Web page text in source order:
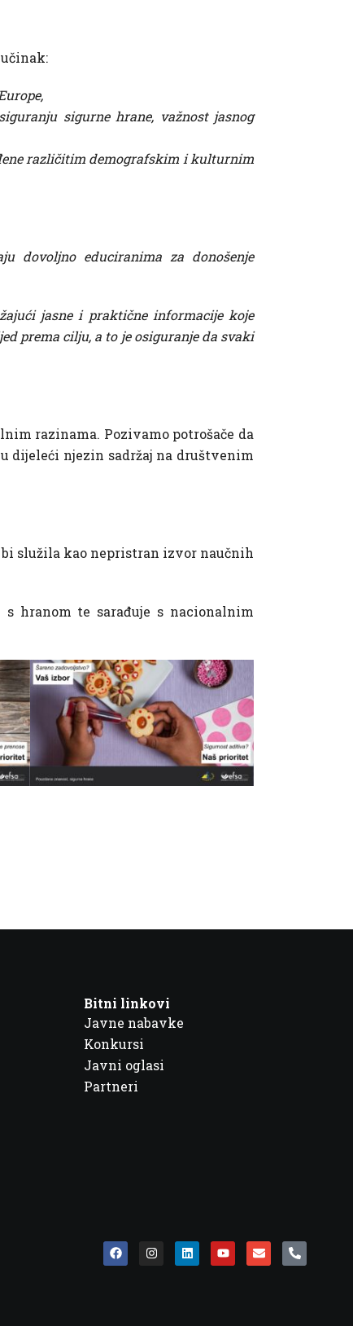
sigurne hrane, važnost jasnog
različitim demografskim i kulturnim
dovoljno educiranima za donošenje
jasne i praktične informacije koje
prema cilju, a to je osiguranje da svaki
razinama. Pozivamo potrošače da
dijeleći njezin sadržaj na društvenim
bi služila kao nepristran izvor naučnih
hranom te sarađuje s nacionalnim
Bitni linkovi
Javne nabavke
Konkursi
Javni oglasi
Partneri